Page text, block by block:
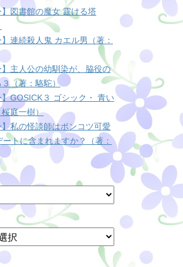
図書館の魔女 霆ける塔
】連続殺人鬼 カエル男（著：
】主人公の幼馴染が、脇役の
（著：駱駝）
】GOSICK３ ゴシック・ 青い
庭一樹）
】私の怪談師はポンコツ可愛
トに含まれますか？（著：